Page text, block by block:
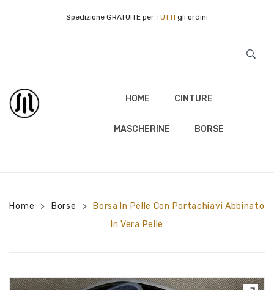
Spedizione GRATUITE per TUTTI gli ordini
HOME CINTURE
MASCHERINE BORSE
Home > Borse >
Borsa In Pelle Con Portachiavi Abbinato
In Vera Pelle